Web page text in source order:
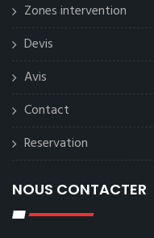
Zones intervention
Devis
Avis
Contact
Reservation
NOUS CONTACTER